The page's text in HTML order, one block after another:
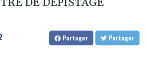
DE DÉPISTAGE
Partager Partager